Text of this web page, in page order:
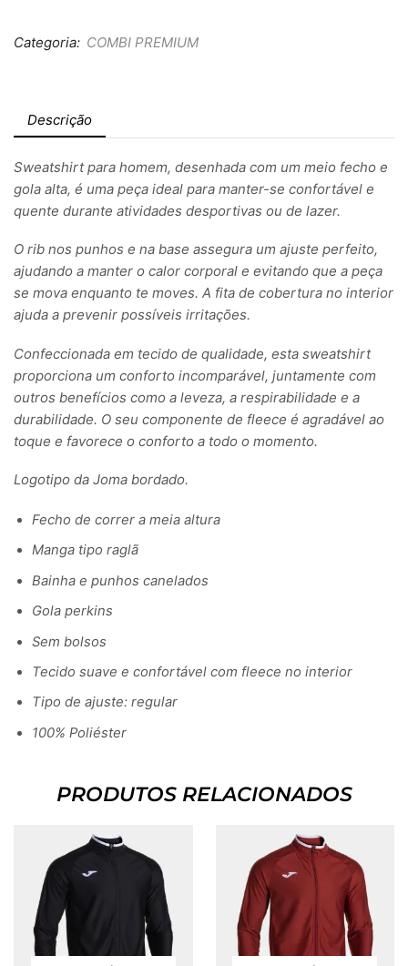
Categoria: COMBI PREMIUM
Descrição
Sweatshirt para homem, desenhada com um meio fecho e
gola alta, é uma peça ideal para manter-se confortável e
quente durante atividades desportivas ou de lazer.
O rib nos punhos e na base assegura um ajuste perfeito,
ajudando a manter o calor corporal e evitando que a peça
se mova enquanto te moves. A fita de cobertura no interior
ajuda a prevenir possíveis irritações.
Confeccionada em tecido de qualidade, esta sweatshirt
proporciona um conforto incomparável, juntamente com
outros benefícios como a leveza, a respirabilidade e a
durabilidade. O seu componente de fleece é agradável ao
toque e favorece o conforto a todo o momento.
Logotipo da Joma bordado.
Fecho de correr a meia altura
Manga tipo raglã
Bainha e punhos canelados
Gola perkins
Sem bolsos
Tecido suave e confortável com fleece no interior
Tipo de ajuste: regular
100% Poliéster
PRODUTOS RELACIONADOS